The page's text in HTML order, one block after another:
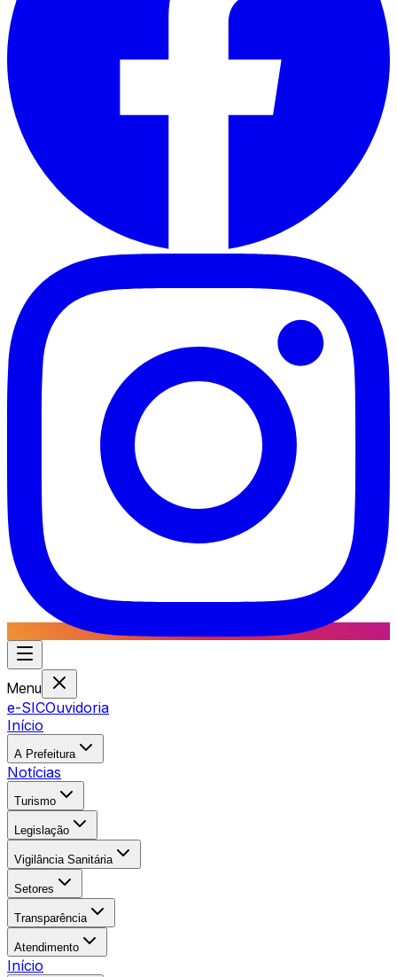
Menu
e-SICOuvidoria
Início
A Prefeitura
Notícias
Turismo
Legislação
Vigilância Sanitária
Setores
Transparência
Atendimento
Início